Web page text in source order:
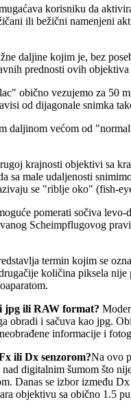
korisniku da
ili bežični namenjeni
daljine kojim je, bez
prednosti ovih
obično vezujemo za 50
od dijagonale snimka
daljinom većom od
krajnosti objektivi sa
sa male udaljenosti
se "riblje oko" (fish-
pomerati sočiva
Scheimpflugovog
termin kojim se
količina piksela
jpg ili RAW format?
obradi i sačuva kao jpg.
informacije i
ili Dx senzorom?Na ovo
digitalnim šumom što
Danas se izbor između
objektivu sa obično 1.5